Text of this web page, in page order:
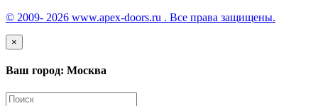
© 2009- 2026 www.apex-doors.ru . Все права защищены.
×
Ваш город: Москва